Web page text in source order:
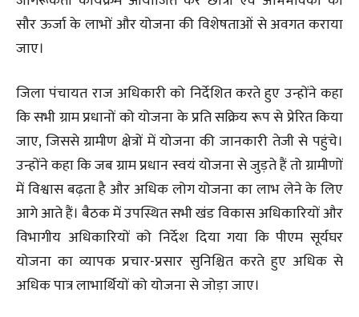
सौर ऊर्जा के लाभों और योजना की विशेषताओं से अवगत कराया
जाए।
जिला पंचायत राज अधिकारी को निर्देशित करते हुए उन्होंने कहा
कि सभी ग्राम प्रधानों को योजना के प्रति सक्रिय रूप से प्रेरित किया
जाए, जिससे ग्रामीण क्षेत्रों में योजना की जानकारी तेजी से पहुंचे।
उन्होंने कहा कि जब ग्राम प्रधान स्वयं योजना से जुड़ते हैं तो ग्रामीणों
में विश्वास बढ़ता है और अधिक लोग योजना का लाभ लेने के लिए
आगे आते हैं। बैठक में उपस्थित सभी खंड विकास अधिकारियों और
विभागीय अधिकारियों को निर्देश दिया गया कि पीएम सूर्यघर
योजना का व्यापक प्रचार-प्रसार सुनिश्चित करते हुए अधिक से
अधिक पात्र लाभार्थियों को योजना से जोड़ा जाए।